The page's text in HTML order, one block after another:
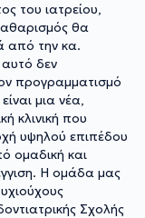
του ιατρείου,
θα
από την κα.
δεν
προγραμματισμό
μια νέα,
κλινική που
υψηλού επιπέδου
ομαδική και
Η ομάδα μας
Σχολής